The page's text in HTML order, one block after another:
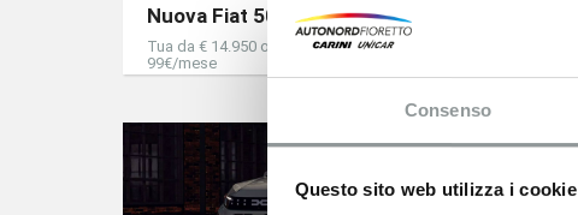
Consenso
Questo sito web utilizza i cookie
Nuova Fiat 500 Ibrida
Tua da € 14.950 oltre oneri finanziari o 35 rate da
99€/mese